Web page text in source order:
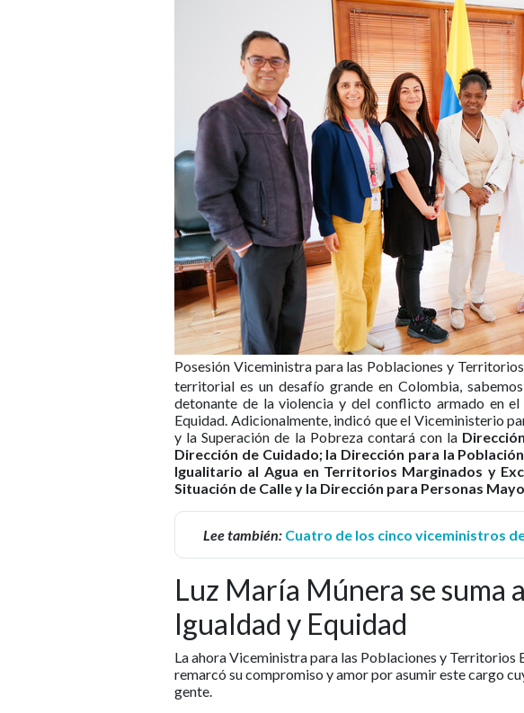
Posesión Viceministra para las Poblaciones y
territorial es un desafío grande en Colombia,
detonante de la violencia y del conflicto armado en
Equidad. Adicionalmente, indicó que el Viceministerio
y la Superación de la Pobreza contará con la
Dirección de Cuidado; la Dirección para la
Igualitario al Agua en Territorios Marginados y
Situación de Calle y la Dirección para Personas
Lee también: Cuatro de los cinco viceministros
Luz María Múnera se suma
Igualdad y Equidad
La ahora Viceministra para las Poblaciones y Territorios
remarcó su compromiso y amor por asumir este cargo
gente.